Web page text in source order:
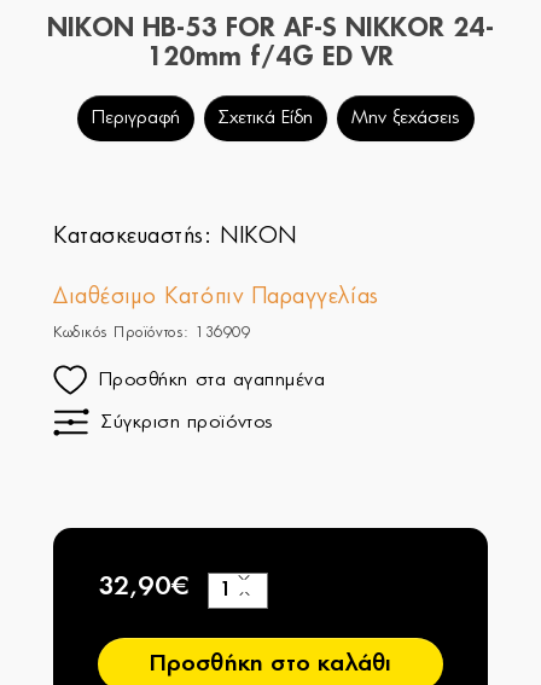
NIKON HB-53 FOR AF-S NIKKOR 24-
120mm f/4G ED VR
Περιγραφή Σχετικά Είδη Μην ξεχάσεις
Κατασκευαστής: NIKON
Διαθέσιμο Κατόπιν Παραγγελίας
Κωδικός Προϊόντος: 136909
Προσθήκη στα αγαπημένα
Σύγκριση προϊόντος
32,90€
−
+
Προσθήκη στο καλάθι